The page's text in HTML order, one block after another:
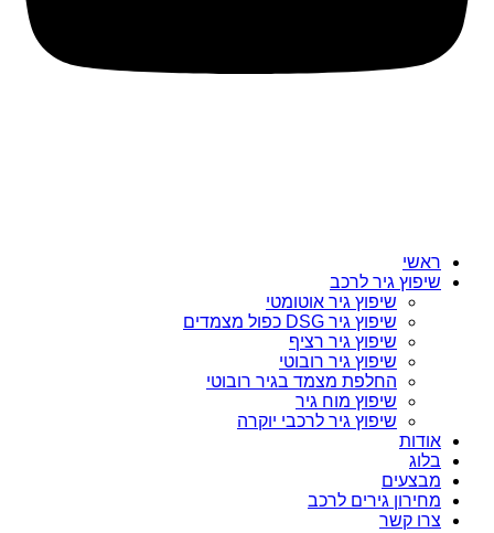
ראשי
שיפוץ גיר לרכב
שיפוץ גיר אוטומטי
שיפוץ גיר DSG כפול מצמדים
שיפוץ גיר רציף
שיפוץ גיר רובוטי
החלפת מצמד בגיר רובוטי
שיפוץ מוח גיר
שיפוץ גיר לרכבי יוקרה
אודות
בלוג
מבצעים
מחירון גירים לרכב
צרו קשר